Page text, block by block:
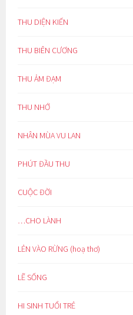
THU DIỆN KIẾN
THU BIÊN CƯƠNG
THU ẢM ĐẠM
THU NHỚ
NHÂN MÙA VU LAN
PHÚT ĐẦU THU
CUỘC ĐỜI
…CHO LÀNH
LẺN VÀO RỪNG (hoạ thơ)
LẼ SỐNG
HI SINH TUỔI TRẺ